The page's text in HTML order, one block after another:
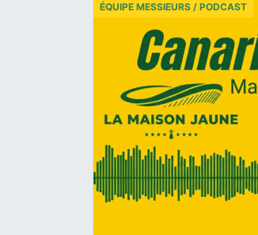
ÉQUIPE MESSIEURS / PODCAST